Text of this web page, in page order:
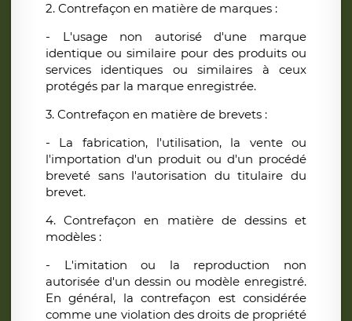
2. Contrefaçon en matière de marques :
- L'usage non autorisé d'une marque
identique ou similaire pour des produits ou
services identiques ou similaires à ceux
protégés par la marque enregistrée.
3. Contrefaçon en matière de brevets :
- La fabrication, l'utilisation, la vente ou
l'importation d'un produit ou d'un procédé
breveté sans l'autorisation du titulaire du
brevet.
4. Contrefaçon en matière de dessins et
modèles :
- L'imitation ou la reproduction non
autorisée d'un dessin ou modèle enregistré.
En général, la contrefaçon est considérée
comme une violation des droits de propriété